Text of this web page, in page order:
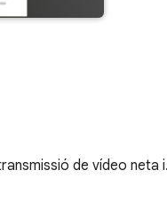
de vídeo neta